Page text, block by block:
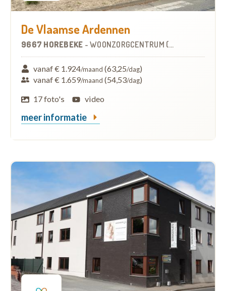
De Vlaamse Ardennen
9667 HOREBEKE - WOONZORGCENTRUM (WZC)
vanaf € 1.924/maand (63,25/dag)
vanaf € 1.659/maand (54,53/dag)
17 foto's
video
meer informatie